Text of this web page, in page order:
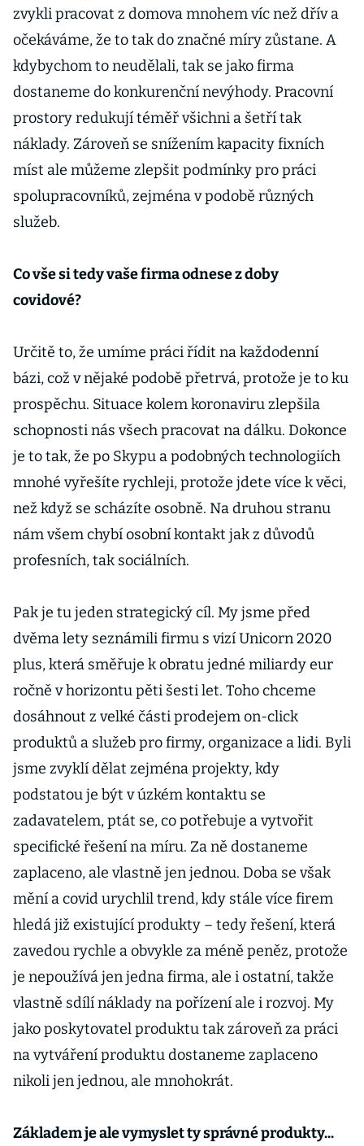
zvykli pracovat z domova mnohem víc než dřív a
očekáváme, že to tak do značné míry zůstane. A
kdybychom to neudělali, tak se jako firma
dostaneme do konkurenční nevýhody. Pracovní
prostory redukují téměř všichni a šetří tak
náklady. Zároveň se snížením kapacity fixních
míst ale můžeme zlepšit podmínky pro práci
spolupracovníků, zejména v podobě různých
služeb.
Co vše si tedy vaše firma odnese z doby
covidové?
Určitě to, že umíme práci řídit na každodenní
bázi, což v nějaké podobě přetrvá, protože je to ku
prospěchu. Situace kolem koronaviru zlepšila
schopnosti nás všech pracovat na dálku. Dokonce
je to tak, že po Skypu a podobných technologiích
mnohé vyřešíte rychleji, protože jdete více k věci,
než když se scházíte osobně. Na druhou stranu
nám všem chybí osobní kontakt jak z důvodů
profesních, tak sociálních.
Pak je tu jeden strategický cíl. My jsme před
dvěma lety seznámili firmu s vizí Unicorn 2020
plus, která směřuje k obratu jedné miliardy eur
ročně v horizontu pěti šesti let. Toho chceme
dosáhnout z velké části prodejem on-click
produktů a služeb pro firmy, organizace a lidi. Byli
jsme zvyklí dělat zejména projekty, kdy
podstatou je být v úzkém kontaktu se
zadavatelem, ptát se, co potřebuje a vytvořit
specifické řešení na míru. Za ně dostaneme
zaplaceno, ale vlastně jen jednou. Doba se však
mění a covid urychlil trend, kdy stále více firem
hledá již existující produkty – tedy řešení, která
zavedou rychle a obvykle za méně peněz, protože
je nepoužívá jen jedna firma, ale i ostatní, takže
vlastně sdílí náklady na pořízení ale i rozvoj. My
jako poskytovatel produktu tak zároveň za práci
na vytváření produktu dostaneme zaplaceno
nikoli jen jednou, ale mnohokrát.
Základem je ale vymyslet ty správné produkty...